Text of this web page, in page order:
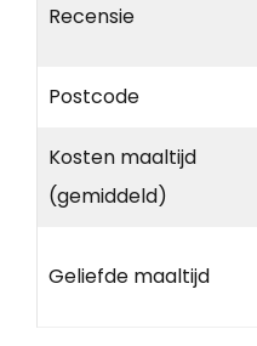
Recensie
Postcode
Kosten maaltijd
(gemiddeld)
Geliefde maaltijd